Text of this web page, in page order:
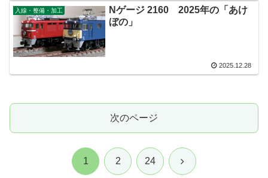
入線・整備・加工
Nゲージ 2160 2025年の「あけ
ぼの」
2025.12.28
次のページ
1 2 24 次